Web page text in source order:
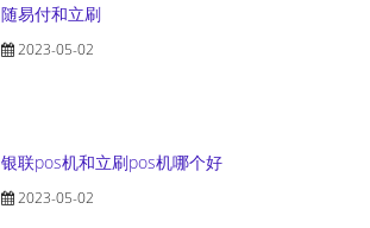
随易付和立刷
2023-05-02
银联pos机和立刷pos机哪个好
2023-05-02